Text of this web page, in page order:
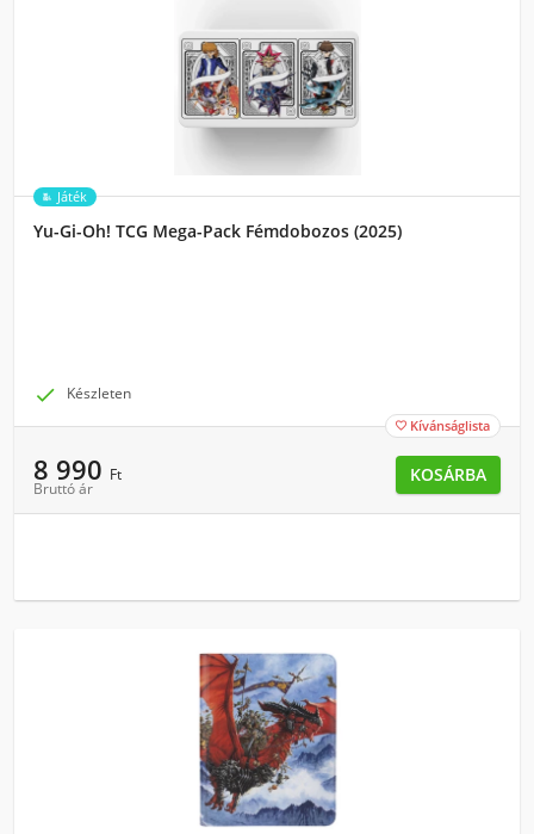
Játék
Yu-Gi-Oh! TCG Mega-Pack Fémdobozos (2025)
 Készleten
 Kívánságlista
8 990 Ft
Bruttó ár
KOSÁRBA